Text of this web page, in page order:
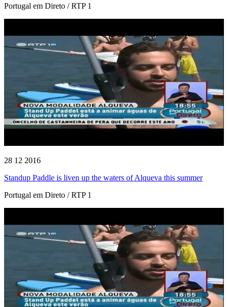
Portugal em Direto / RTP 1
28 12 2016
Standup Paddle is liven up the waters of Alqueva this summer
Portugal em Direto / RTP 1